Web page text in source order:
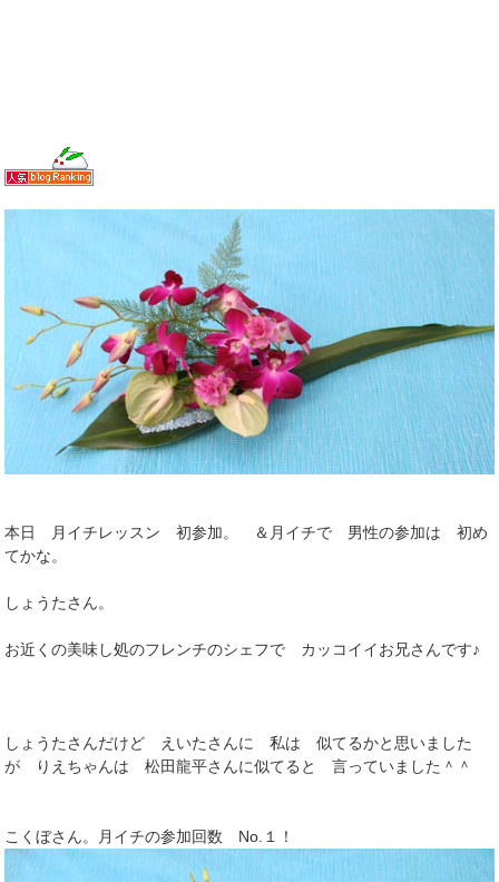
本日 月イチレッスン 初参加。 ＆月イチで 男性の参加は 初め
てかな。
しょうたさん。
お近くの美味し処のフレンチのシェフで カッコイイお兄さんです♪
しょうたさんだけど えいたさんに 私は 似てるかと思いました
が りえちゃんは 松田龍平さんに似てると 言っていました＾＾
こくぼさん。月イチの参加回数 No.１！